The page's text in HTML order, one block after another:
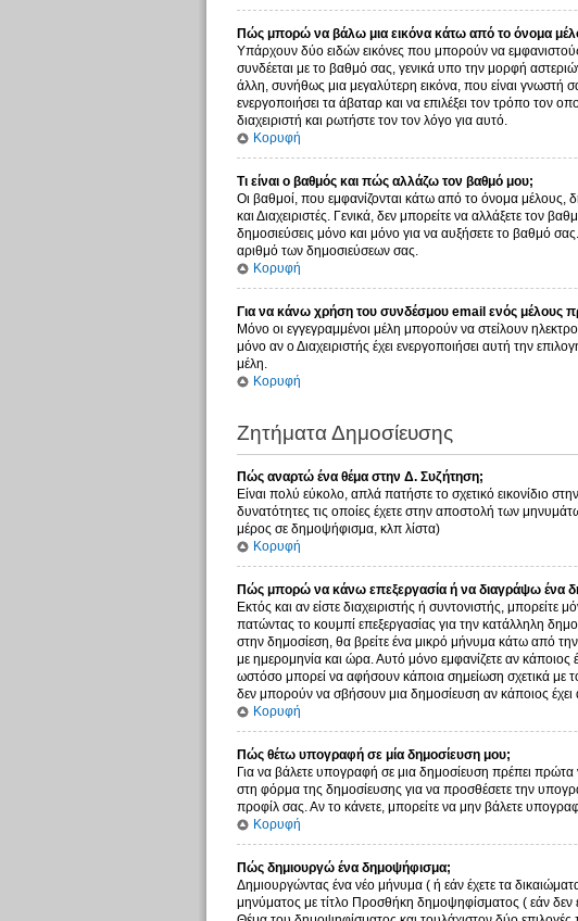
Πώς μπορώ να βάλω μια εικόνα κάτω από το όνομα
Υπάρχουν δύο ειδών εικόνες που μπορούν να
συνδέεται με το βαθμό σας, γενικά υπο την μορφή
άλλη, συνήθως μια μεγαλύτερη εικόνα, που είναι γνωστή
ενεργοποιήσει τα άβαταρ και να επιλέξει τον τρόπο τον
διαχειριστή και ρωτήστε τον τον λόγο για αυτό.
Κορυφή
Τι είναι ο βαθμός και πώς αλλάζω τον βαθμό μου;
Οι βαθμοί, που εμφανίζονται κάτω από το όνομα μέλους,
και Διαχειριστές. Γενικά, δεν μπορείτε να αλλάξετε τον
δημοσιεύσεις μόνο και μόνο για να αυξήσετε το βαθμό
αριθμό των δημοσιεύσεων σας.
Κορυφή
Για να κάνω χρήση του συνδέσμου email ενός μέλους
Μόνο οι εγγεγραμμένοι μέλη μπορούν να στείλουν
μόνο αν ο Διαχειριστής έχει ενεργοποιήσει αυτή την
μέλη.
Κορυφή
Ζητήματα Δημοσίευσης
Πώς αναρτώ ένα θέμα στην Δ. Συζήτηση;
Είναι πολύ εύκολο, απλά πατήστε το σχετικό εικονίδιο
δυνατότητες τις οποίες έχετε στην αποστολή των
μέρος σε δημοψήφισμα, κλπ λίστα)
Κορυφή
Πώς μπορώ να κάνω επεξεργασία ή να διαγράψω ένα
Εκτός και αν είστε διαχειριστής ή συντονιστής,
πατώντας το κουμπί επεξεργασίας για την κατάλληλη
στην δημοσίεση, θα βρείτε ένα μικρό μήνυμα κάτω από
με ημερομηνία και ώρα. Αυτό μόνο εμφανίζετε αν κάποιος
ωστόσο μπορεί να αφήσουν κάποια σημείωση σχετικά με
δεν μπορούν να σβήσουν μια δημοσίευση αν κάποιος έχει
Κορυφή
Πώς θέτω υπογραφή σε μία δημοσίευση μου;
Για να βάλετε υπογραφή σε μια δημοσίευση πρέπει πρώτα
στη φόρμα της δημοσίευσης για να προσθέσετε την
προφίλ σας. Αν το κάνετε, μπορείτε να μην βάλετε
Κορυφή
Πώς δημιουργώ ένα δημοψήφισμα;
Δημιουργώντας ένα νέο μήνυμα ( ή εάν έχετε τα
μηνύματος με τίτλο Προσθήκη δημοψηφίσματος ( εάν δεν